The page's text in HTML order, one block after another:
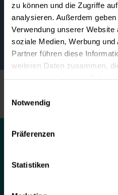
zu können und die Zugriffe
analysieren. Außerdem
Verwendung unserer
soziale Medien, Werbung
Partner führen diese
weiteren Daten zusammen,
Notwendig
Präferenzen
Statistiken
Warum ich im